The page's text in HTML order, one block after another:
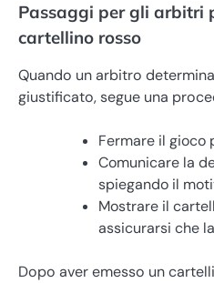
Passaggi per gli arbitri
cartellino rosso
Quando un arbitro
giustificato, segue una
Fermare il gioco
Comunicare la
spiegando il
Mostrare il
assicurarsi che
Dopo aver emesso un